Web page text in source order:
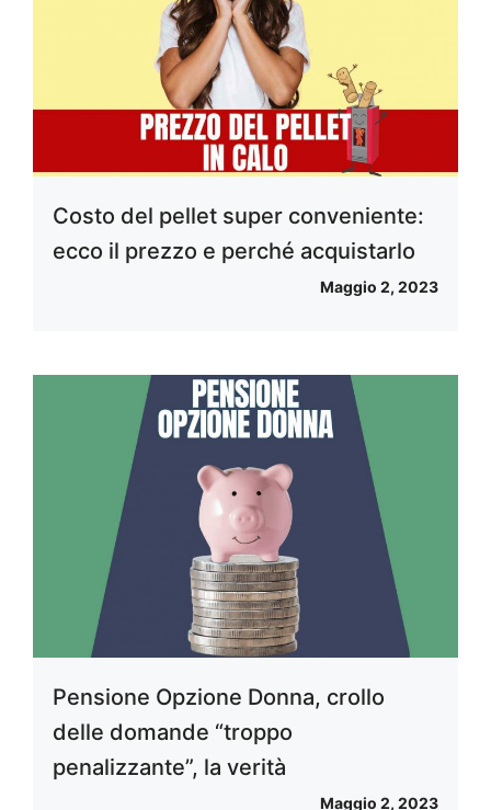
Costo del pellet super conveniente:
ecco il prezzo e perché acquistarlo
Maggio 2, 2023
Pensione Opzione Donna, crollo
delle domande “troppo
penalizzante”, la verità
Maggio 2, 2023